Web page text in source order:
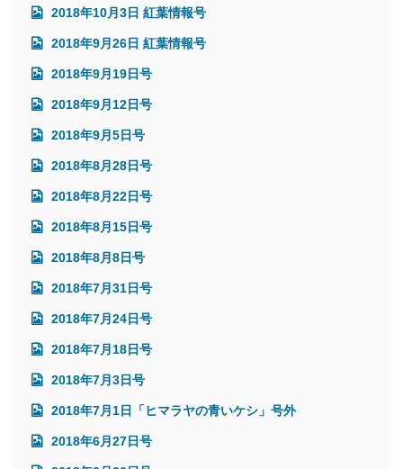
2018年10月3日 紅葉情報号
2018年9月26日 紅葉情報号
2018年9月19日号
2018年9月12日号
2018年9月5日号
2018年8月28日号
2018年8月22日号
2018年8月15日号
2018年8月8日号
2018年7月31日号
2018年7月24日号
2018年7月18日号
2018年7月3日号
2018年7月1日「ヒマラヤの青いケシ」号外
2018年6月27日号